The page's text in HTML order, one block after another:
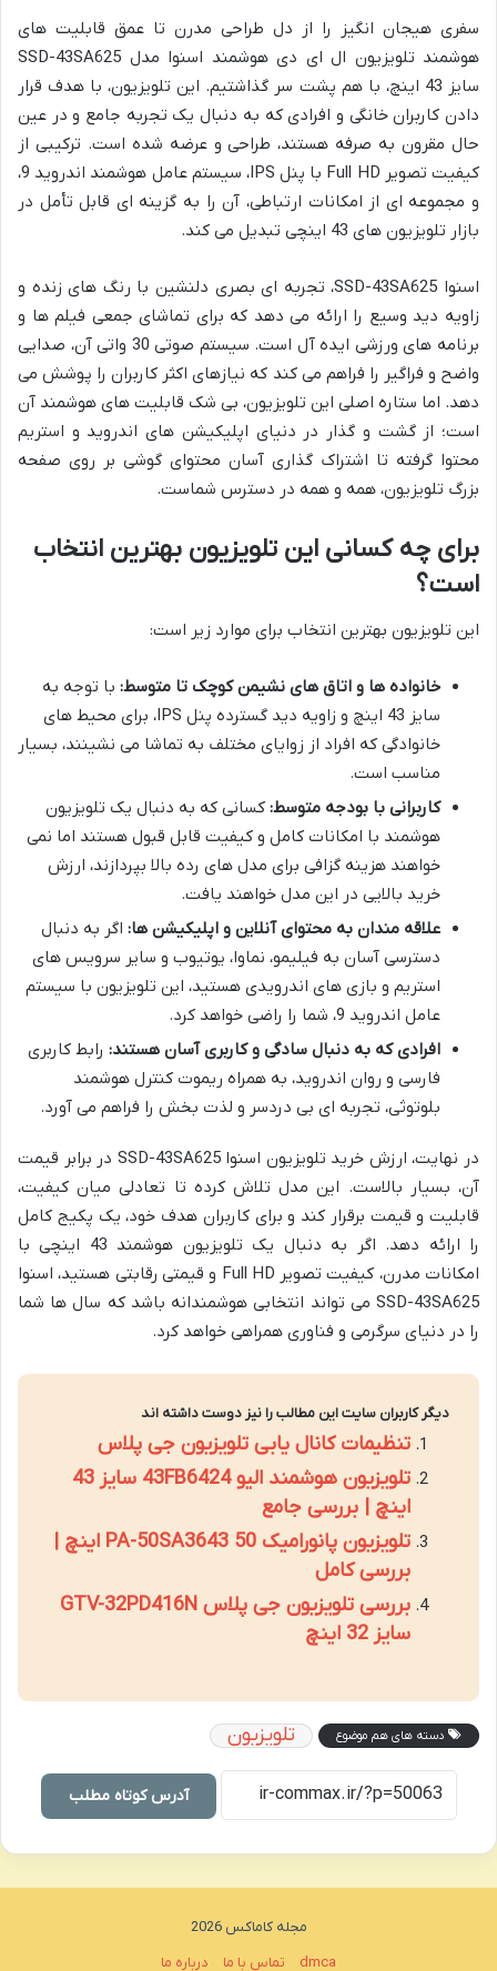
سفری هیجان انگیز را از دل طراحی مدرن تا عمق قابلیت های
هوشمند تلویزیون ال ای دی هوشمند اسنوا مدل SSD-43SA625
سایز 43 اینچ، با هم پشت سر گذاشتیم. این تلویزیون، با هدف قرار
دادن کاربران خانگی و افرادی که به دنبال یک تجربه جامع و در عین
حال مقرون به صرفه هستند، طراحی و عرضه شده است. ترکیبی از
کیفیت تصویر Full HD با پنل IPS، سیستم عامل هوشمند اندروید 9،
و مجموعه ای از امکانات ارتباطی، آن را به گزینه ای قابل تأمل در
بازار تلویزیون های 43 اینچی تبدیل می کند.
اسنوا SSD-43SA625، تجربه ای بصری دلنشین با رنگ های زنده و
زاویه دید وسیع را ارائه می دهد که برای تماشای جمعی فیلم ها و
برنامه های ورزشی ایده آل است. سیستم صوتی 30 واتی آن، صدایی
واضح و فراگیر را فراهم می کند که نیازهای اکثر کاربران را پوشش می
دهد. اما ستاره اصلی این تلویزیون، بی شک قابلیت های هوشمند آن
است؛ از گشت و گذار در دنیای اپلیکیشن های اندروید و استریم
محتوا گرفته تا اشتراک گذاری آسان محتوای گوشی بر روی صفحه
بزرگ تلویزیون، همه و همه در دسترس شماست.
برای چه کسانی این تلویزیون بهترین انتخاب
است؟
این تلویزیون بهترین انتخاب برای موارد زیر است:
خانواده ها و اتاق های نشیمن کوچک تا متوسط: با توجه به
سایز 43 اینچ و زاویه دید گسترده پنل IPS، برای محیط های
خانوادگی که افراد از زوایای مختلف به تماشا می نشینند، بسیار
مناسب است.
کاربرانی با بودجه متوسط: کسانی که به دنبال یک تلویزیون
هوشمند با امکانات کامل و کیفیت قابل قبول هستند اما نمی
خواهند هزینه گزافی برای مدل های رده بالا بپردازند، ارزش
خرید بالایی در این مدل خواهند یافت.
علاقه مندان به محتوای آنلاین و اپلیکیشن ها: اگر به دنبال
دسترسی آسان به فیلیمو، نماوا، یوتیوب و سایر سرویس های
استریم و بازی های اندرویدی هستید، این تلویزیون با سیستم
عامل اندروید 9، شما را راضی خواهد کرد.
افرادی که به دنبال سادگی و کاربری آسان هستند: رابط کاربری
فارسی و روان اندروید، به همراه ریموت کنترل هوشمند
بلوتوثی، تجربه ای بی دردسر و لذت بخش را فراهم می آورد.
در نهایت، ارزش خرید تلویزیون اسنوا SSD-43SA625 در برابر قیمت
آن، بسیار بالاست. این مدل تلاش کرده تا تعادلی میان کیفیت،
قابلیت و قیمت برقرار کند و برای کاربران هدف خود، یک پکیج کامل
را ارائه دهد. اگر به دنبال یک تلویزیون هوشمند 43 اینچی با
امکانات مدرن، کیفیت تصویر Full HD و قیمتی رقابتی هستید، اسنوا
SSD-43SA625 می تواند انتخابی هوشمندانه باشد که سال ها شما
را در دنیای سرگرمی و فناوری همراهی خواهد کرد.
دیگر کاربران سایت این مطالب را نیز دوست داشته اند
تنظیمات کانال یابی تلویزیون جی پلاس
تلویزیون هوشمند الیو 43FB6424 سایز 43
اینچ | بررسی جامع
تلویزیون پانورامیک PA-50SA3643 50 اینچ |
بررسی کامل
بررسی تلویزیون جی پلاس GTV-32PD416N
سایز 32 اینچ
دسته های هم موضوع تلویزیون
آدرس کوتاه مطلب
مجله کاماکس 2026
dmca
تماس با ما درباره ما